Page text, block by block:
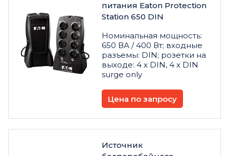
питания Eaton Protection
Station 650 DIN
Номинальная мощность:
650 ВА / 400 Вт; входные
разъемы: DIN; розетки на
выходе: 4 х DIN, 4 х DIN
surge only
Цена по запросу
Источник